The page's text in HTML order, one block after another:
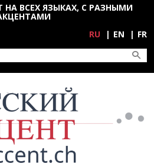
НА ВСЕХ ЯЗЫКАХ, С РАЗНЫМИ
RU EN FR